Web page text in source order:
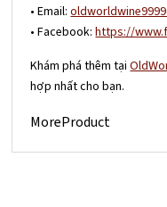
• Email:
• Facebook:https://
Khám phá thêm tại
hợp nhất cho bạn.
MoreProduct